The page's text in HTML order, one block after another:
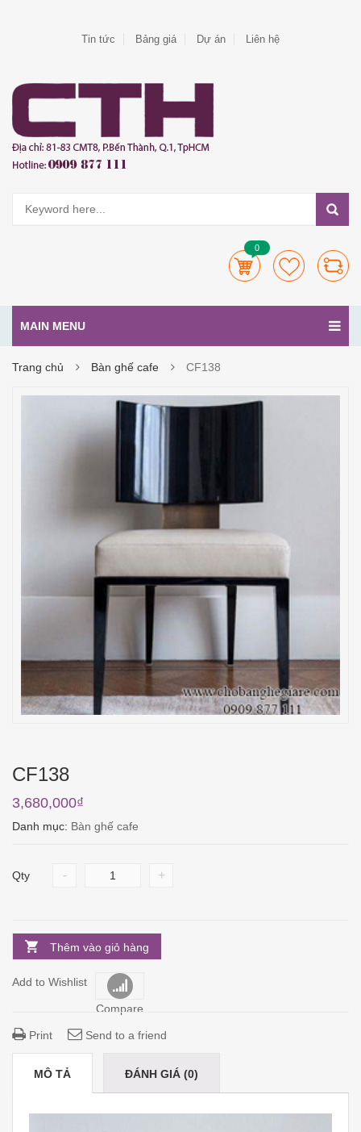
Tin tức Bảng giá Dự án Liên hệ
0
MAIN MENU
Trang chủ Bàn ghế cafe CF138
CF138
3,680,000₫
Danh mục: Bàn ghế cafe
Qty - +
Thêm vào giỏ hàng
Add to Wishlist
Compare
Print Send to a friend
MÔ TẢ ĐÁNH GIÁ (0)